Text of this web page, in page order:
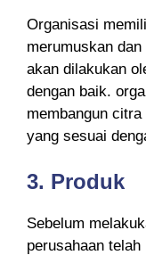
Organisasi
merumuskan
akan dilakukan
dengan baik.
membangun
yang sesuai
3. Produk
Sebelum
perusahaan